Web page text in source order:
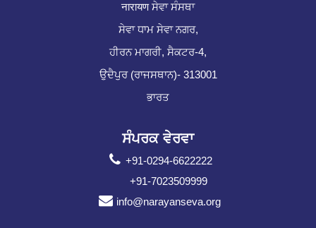
नारायण ਸੇਵਾ ਸੰਸਥਾ
ਸੇਵਾ ਧਾਮ ਸੇਵਾ ਨਗਰ,
ਹੀਰਨ ਮਾਗਰੀ, ਸੈਕਟਰ-4,
ਉਦੈਪੁਰ (ਰਾਜਸਥਾਨ)- 313001
ਭਾਰਤ
ਸੰਪਰਕ ਵੇਰਵਾ
+91-0294-6622222
+91-7023509999
info@narayanseva.org